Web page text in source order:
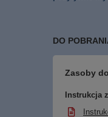
DO
Zasoby
Instrukcja